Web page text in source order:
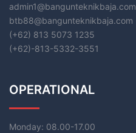
admin1@bangunteknikbaja.com
btb88@bangunteknikbaja.com
(+62) 813 5073 1235
(+62)-813-5332-3551​
OPERATIONAL
Monday: 08.00-17.00